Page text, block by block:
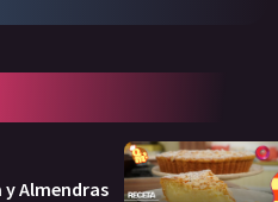
y Almendras